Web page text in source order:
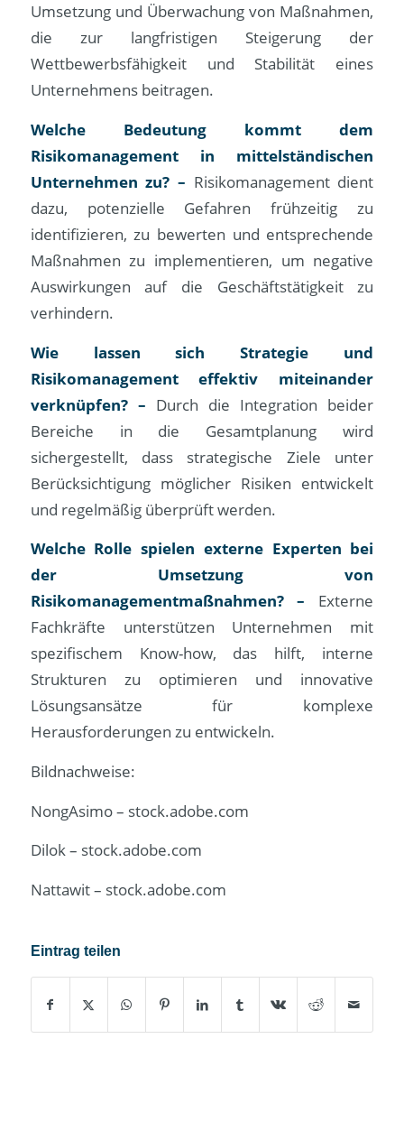
Umsetzung und Überwachung von Maßnahmen,
die zur langfristigen Steigerung der
Wettbewerbsfähigkeit und Stabilität eines
Unternehmens beitragen.
Welche Bedeutung kommt dem
Risikomanagement in mittelständischen
Unternehmen zu? – Risikomanagement dient
dazu, potenzielle Gefahren frühzeitig zu
identifizieren, zu bewerten und entsprechende
Maßnahmen zu implementieren, um negative
Auswirkungen auf die Geschäftstätigkeit zu
verhindern.
Wie lassen sich Strategie und
Risikomanagement effektiv miteinander
verknüpfen? – Durch die Integration beider
Bereiche in die Gesamtplanung wird
sichergestellt, dass strategische Ziele unter
Berücksichtigung möglicher Risiken entwickelt
und regelmäßig überprüft werden.
Welche Rolle spielen externe Experten bei
der Umsetzung von
Risikomanagementmaßnahmen? – Externe
Fachkräfte unterstützen Unternehmen mit
spezifischem Know-how, das hilft, interne
Strukturen zu optimieren und innovative
Lösungsansätze für komplexe
Herausforderungen zu entwickeln.
Bildnachweise:
NongAsimo– stock.adobe.com
Dilok– stock.adobe.com
Nattawit– stock.adobe.com
Eintrag teilen